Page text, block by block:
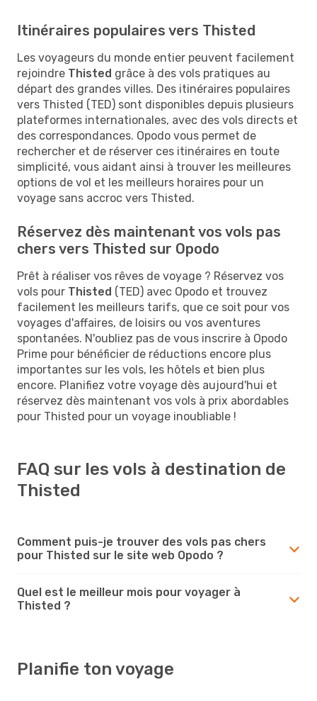
Itinéraires populaires vers Thisted
Les voyageurs du monde entier peuvent facilement
rejoindre Thisted grâce à des vols pratiques au
départ des grandes villes. Des itinéraires populaires
vers Thisted (TED) sont disponibles depuis plusieurs
plateformes internationales, avec des vols directs et
des correspondances. Opodo vous permet de
rechercher et de réserver ces itinéraires en toute
simplicité, vous aidant ainsi à trouver les meilleures
options de vol et les meilleurs horaires pour un
voyage sans accroc vers Thisted.
Réservez dès maintenant vos vols pas
chers vers Thisted sur Opodo
Prêt à réaliser vos rêves de voyage ? Réservez vos
vols pour Thisted (TED) avec Opodo et trouvez
facilement les meilleurs tarifs, que ce soit pour vos
voyages d'affaires, de loisirs ou vos aventures
spontanées. N'oubliez pas de vous inscrire à Opodo
Prime pour bénéficier de réductions encore plus
importantes sur les vols, les hôtels et bien plus
encore. Planifiez votre voyage dès aujourd'hui et
réservez dès maintenant vos vols à prix abordables
pour Thisted pour un voyage inoubliable !
FAQ sur les vols à destination de
Thisted
Comment puis-je trouver des vols pas chers
pour Thisted sur le site web Opodo ?
Quel est le meilleur mois pour voyager à
Thisted ?
Planifie ton voyage